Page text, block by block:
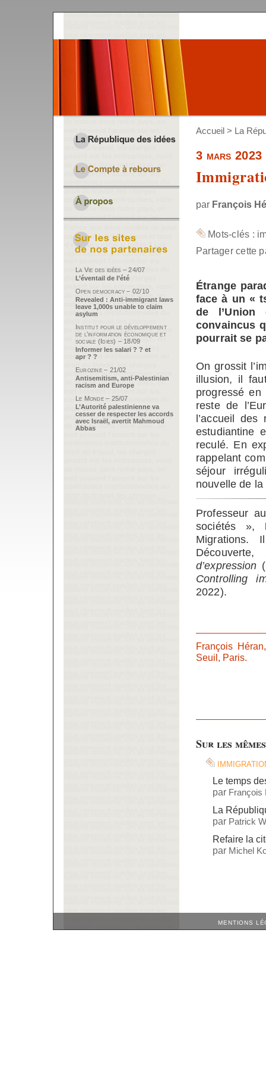
Accueil > La
3 mars 2023
par François
Mots-clés :
Partager cette
Étrange
face à un «
de l’Union
convaincus
pourrait se
On grossit
illusion, il
progressé
reste de
l’accueil
estudiantine
reculé. En
rappelant
séjour
nouvelle de
Professeur
sociétés »,
Migrations.
d’expression
Controlling
2022).
François
Seuil, Paris.
Sur les
Le temps
par François
La
par Patrick
Refaire la
par Michel
La Vie des idées – 24/07
L’éventail de l’été
Open democracy – 02/10
Revealed : Anti-immigrant laws
leave 1,000s unable to claim
asylum
Institut pour le développement
de l’information économique et
sociale (Idies) – 18/09
Informer les salari ? ? et
apr ? ?
Eurozine – 21/02
Antisemitism, anti-Palestinian
racism and Europe
Le Monde – 25/07
L’Autorité palestinienne va
cesser de respecter les accords
avec Israël, avertit Mahmoud
Abbas
MENTIONS